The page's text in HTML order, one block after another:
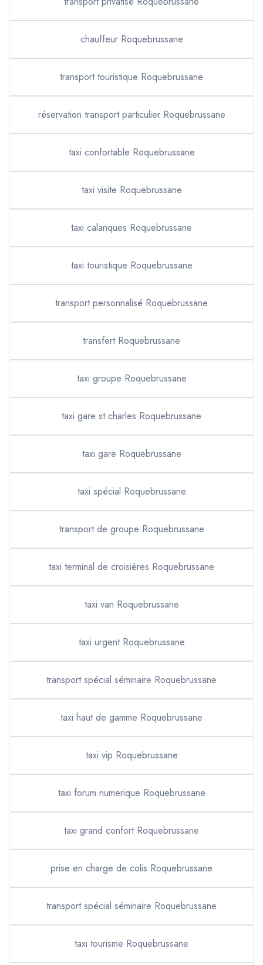
chauffeur Roquebrussane
transport touristique Roquebrussane
réservation transport particulier Roquebrussane
taxi confortable Roquebrussane
taxi visite Roquebrussane
taxi calanques Roquebrussane
taxi touristique Roquebrussane
transport personnalisé Roquebrussane
transfert Roquebrussane
taxi groupe Roquebrussane
taxi gare st charles Roquebrussane
taxi gare Roquebrussane
taxi spécial Roquebrussane
transport de groupe Roquebrussane
taxi terminal de croisières Roquebrussane
taxi van Roquebrussane
taxi urgent Roquebrussane
transport spécial séminaire Roquebrussane
taxi haut de gamme Roquebrussane
taxi vip Roquebrussane
taxi forum numerique Roquebrussane
taxi grand confort Roquebrussane
prise en charge de colis Roquebrussane
transport spécial séminaire Roquebrussane
taxi tourisme Roquebrussane